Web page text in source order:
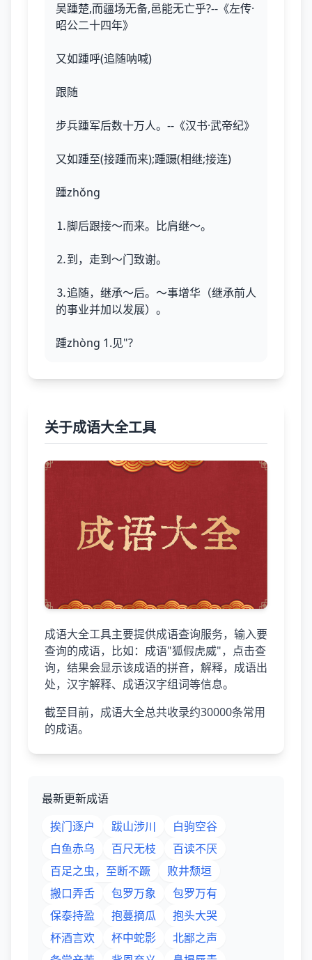
吴踵楚,而疆场无备,邑能无亡乎?--《左传·
昭公二十四年》
又如踵呼(追随呐喊)
跟随
步兵踵军后数十万人。--《汉书·武帝纪》
又如踵至(接踵而来);踵蹑(相继;接连)
踵zhǒng
⒈脚后跟接～而来。比肩继～。
⒉到，走到～门致谢。
⒊追随，继承～后。～事增华（继承前人
的事业并加以发展）。
踵zhòng 1.见"?
关于成语大全工具
成语大全工具主要提供成语查询服务，输入要
查询的成语，比如：成语"狐假虎威"，点击查
询，结果会显示该成语的拼音，解释，成语出
处，汉字解释、成语汉字组词等信息。
截至目前，成语大全总共收录约30000条常用
的成语。
最新更新成语
挨门逐户
跋山涉川
白驹空谷
白鱼赤乌
百尺无枝
百读不厌
百足之虫，至断不蹶
败井颓垣
搬口弄舌
包罗万象
包罗万有
保泰持盈
抱蔓摘瓜
抱头大哭
杯酒言欢
杯中蛇影
北鄙之声